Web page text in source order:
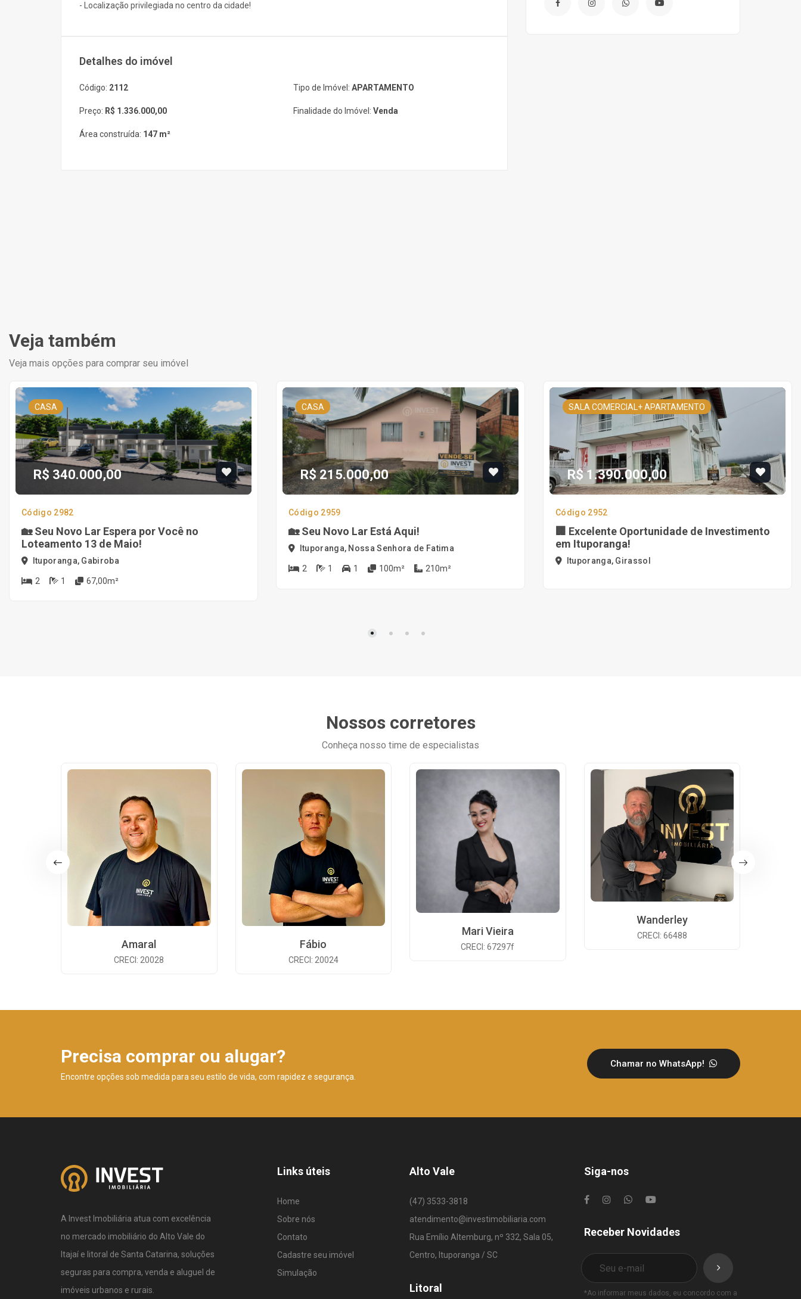
- Localização privilegiada no centro da cidade!
Detalhes do imóvel
Código: 2112
Preço: R$ 1.336.000,00
Área construída: 147 m²
Tipo de Imóvel: APARTAMENTO
Finalidade do Imóvel: Venda
Veja também
Veja mais opções para comprar seu imóvel
CASA
R$ 340.000,00
Código 2982
🏡 Seu Novo Lar Espera por Você no
Loteamento 13 de Maio!
Ituporanga, Gabiroba
2 1 67,00m²
CASA
R$ 215.000,00
Código 2959
🏡 Seu Novo Lar Está Aqui!
Ituporanga, Nossa Senhora de Fatima
2 1 1 100m² 210m²
SALA COMERCIAL+ APARTAMENTO
R$ 1.390.000,00
Código 2952
🏢 Excelente Oportunidade de Investimento
em Ituporanga!
Ituporanga, Girassol
Nossos corretores
Conheça nosso time de especialistas
Amaral
CRECI: 20028
Fábio
CRECI: 20024
Mari Vieira
CRECI: 67297f
Wanderley
CRECI: 66488
Precisa comprar ou alugar?
Encontre opções sob medida para seu estilo de vida, com rapidez e segurança.
Chamar no WhatsApp!
A Invest Imobiliária atua com excelência
no mercado imobiliário do Alto Vale do
Itajaí e litoral de Santa Catarina, soluções
seguras para compra, venda e aluguel de
imóveis urbanos e rurais.
Links úteis
Home
Sobre nós
Contato
Cadastre seu imóvel
Simulação
Alto Vale
(47) 3533-3818
atendimento@investimobiliaria.com
Rua Emílio Altemburg, nº 332, Sala 05,
Centro, Ituporanga / SC
Litoral
Siga-nos
Receber Novidades
*Ao informar meus dados, eu concordo com a